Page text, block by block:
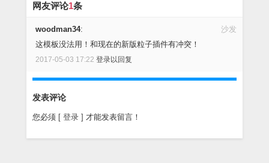
网友评论1条
沙发
woodman34:
这模板没法用！和现在的新版粒子插件有冲突！
2017-05-03 17:22 登录以回复
发表评论
您必须 [ 登录 ] 才能发表留言！